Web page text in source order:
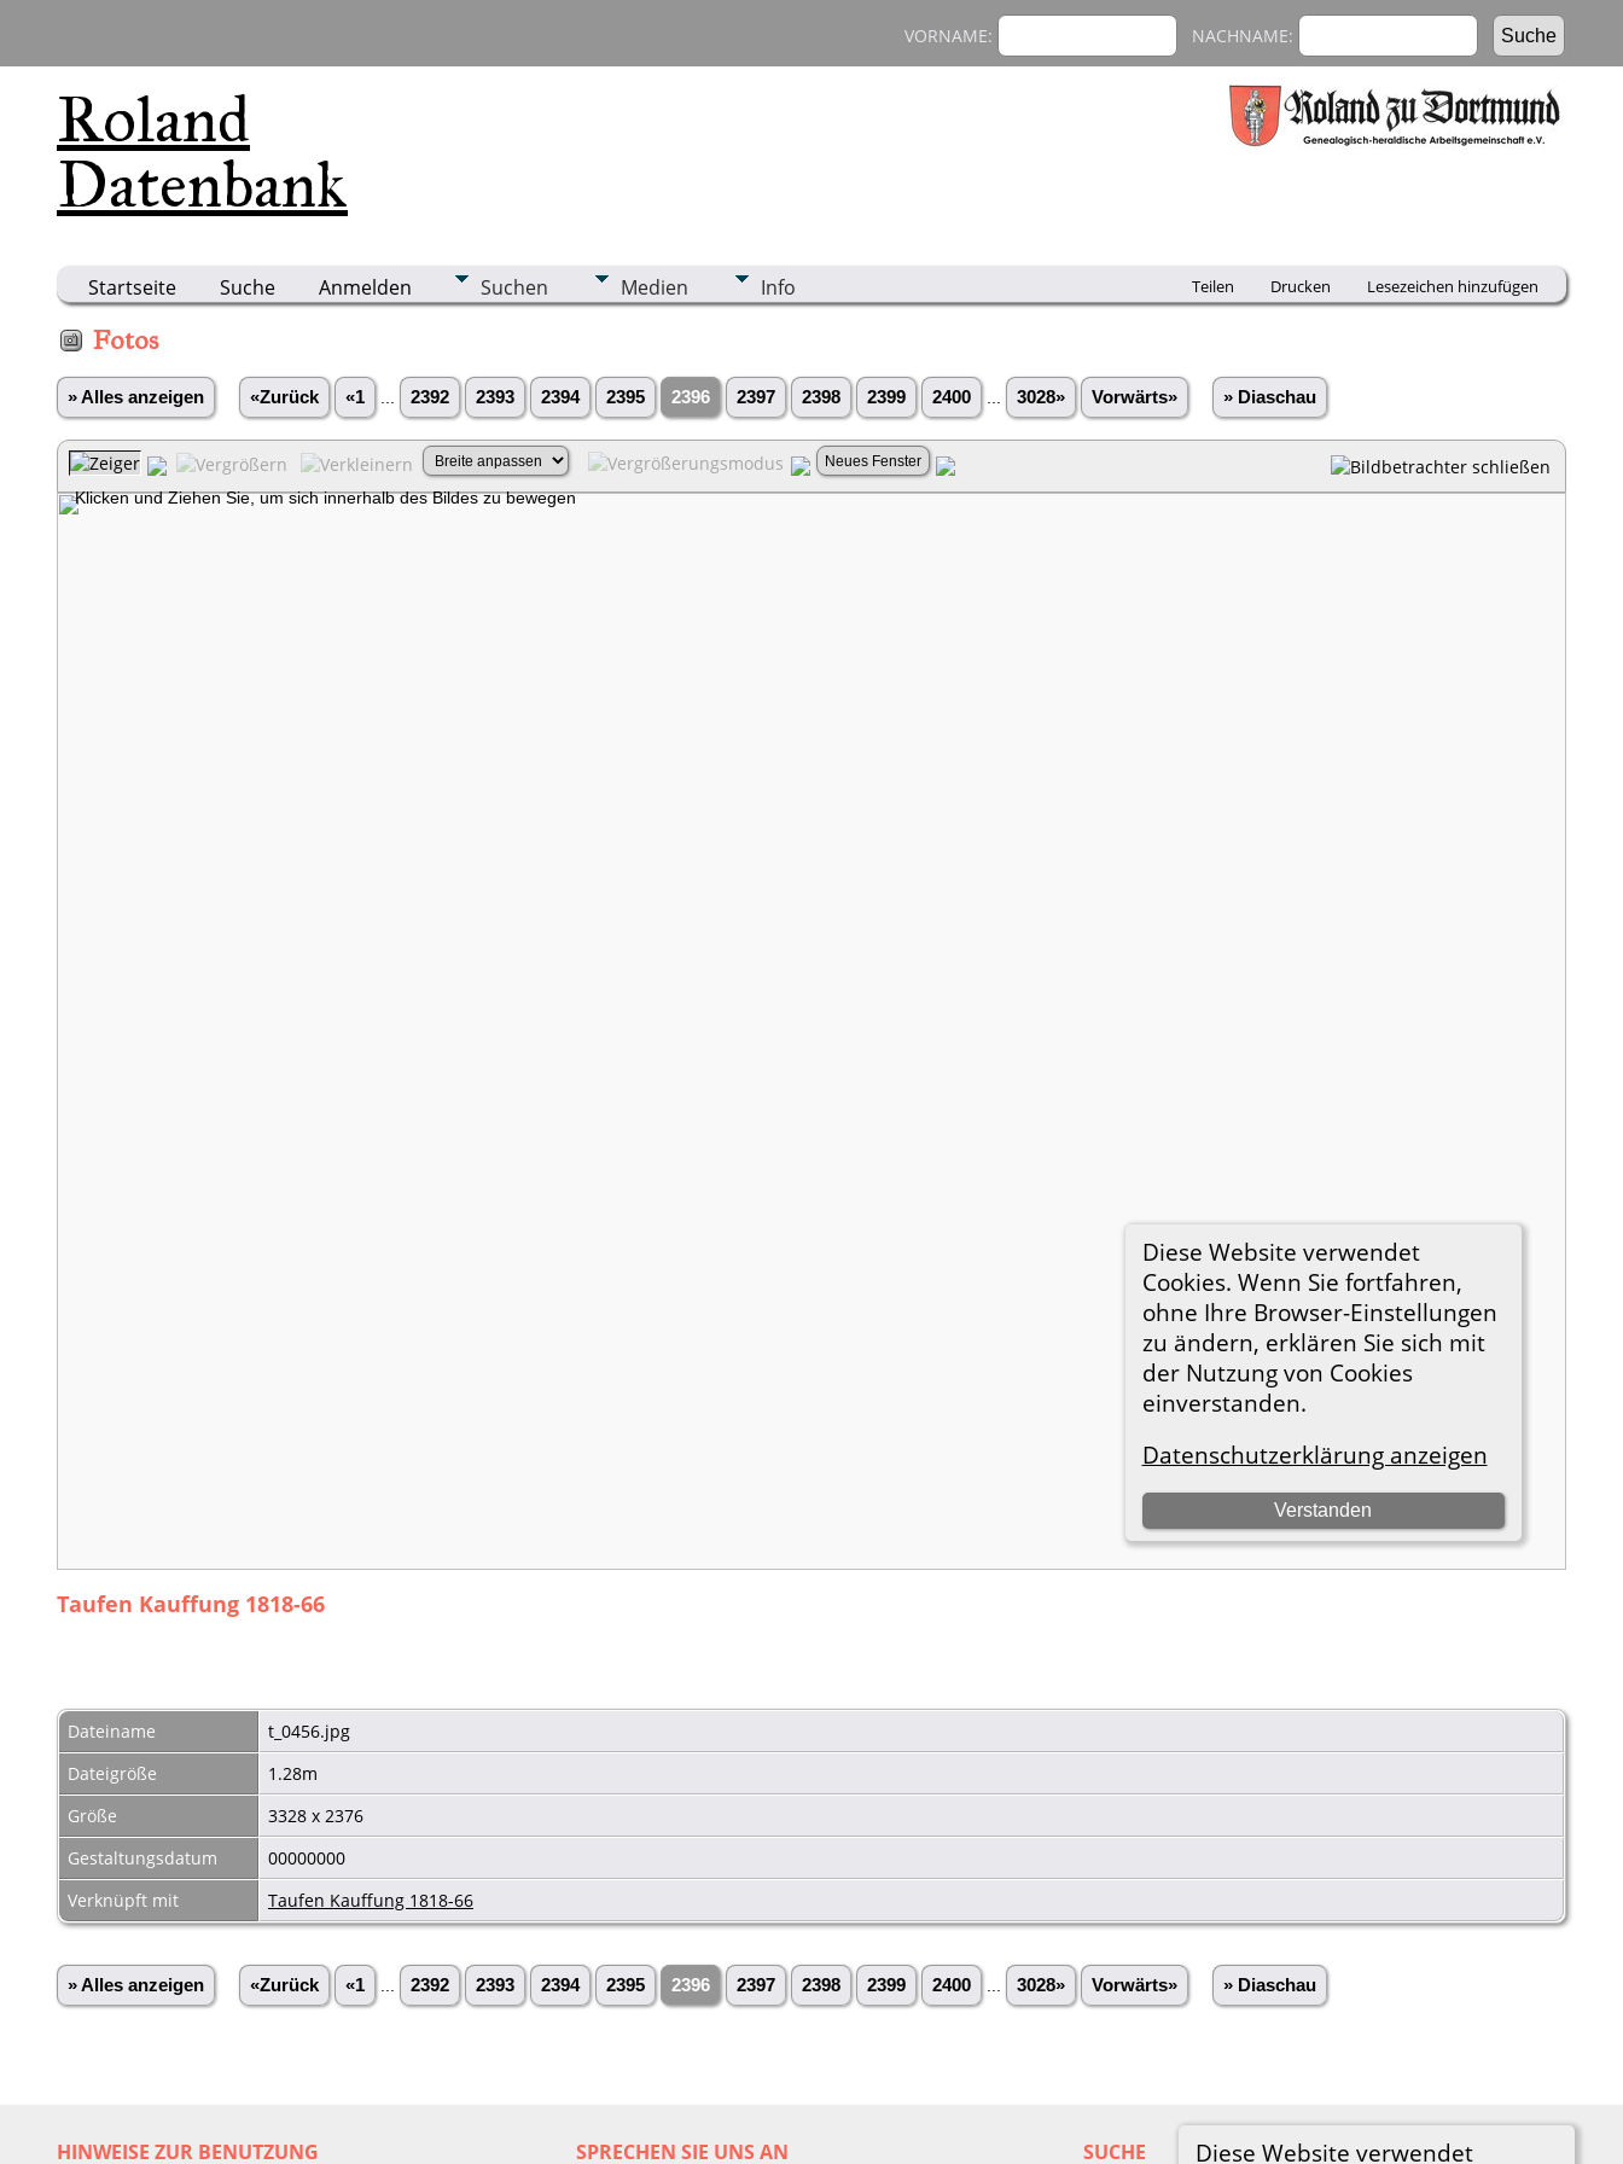
Roland
Datenbank
VORNAME: NACHNAME:
Startseite Suche Anmelden Suchen Medien Info Teilen Drucken Lesezeichen hinzufügen
Diese Website verwendet
Fotos
» Alles anzeigen «Zurück «1 2392 2393 2394 2395 2396 2397 2398 2399 2400 3028» Vorwärts» » Diaschau
Taufen Kauffung 1818-66
Dateiname
t_0456.jpg
Dateigröße
1.28m
Größe
3328 x 2376
Gestaltungsdatum
00000000
Verknüpft mit
Taufen Kauffung 1818-66
» Alles anzeigen «Zurück «1 2392 2393 2394 2395 2396 2397 2398 2399 2400 3028» Vorwärts» » Diaschau
HINWEISE ZUR BENUTZUNG SPRECHEN SIE UNS AN SUCHE